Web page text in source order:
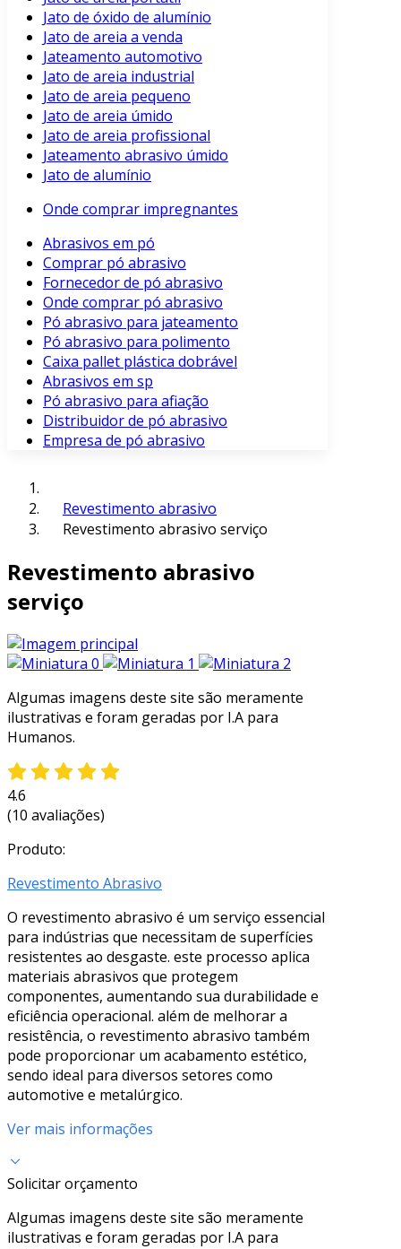
Jato de óxido de alumínio
Jato de areia a venda
Jateamento automotivo
Jato de areia industrial
Jato de areia pequeno
Jato de areia úmido
Jato de areia profissional
Jateamento abrasivo úmido
Jato de alumínio
Onde comprar impregnantes
Abrasivos em pó
Comprar pó abrasivo
Fornecedor de pó abrasivo
Onde comprar pó abrasivo
Pó abrasivo para jateamento
Pó abrasivo para polimento
Caixa pallet plástica dobrável
Abrasivos em sp
Pó abrasivo para afiação
Distribuidor de pó abrasivo
Empresa de pó abrasivo
Revestimento abrasivo
Revestimento abrasivo serviço
Revestimento abrasivo
serviço
Algumas imagens deste site são meramente
ilustrativas e foram geradas por I.A para
Humanos.
4.6
(10 avaliações)
Produto:
Revestimento Abrasivo
O revestimento abrasivo é um serviço essencial
para indústrias que necessitam de superfícies
resistentes ao desgaste. este processo aplica
materiais abrasivos que protegem
componentes, aumentando sua durabilidade e
eficiência operacional. além de melhorar a
resistência, o revestimento abrasivo também
pode proporcionar um acabamento estético,
sendo ideal para diversos setores como
automotive e metalúrgico.
Ver mais informações
Solicitar orçamento
Algumas imagens deste site são meramente
ilustrativas e foram geradas por I.A para